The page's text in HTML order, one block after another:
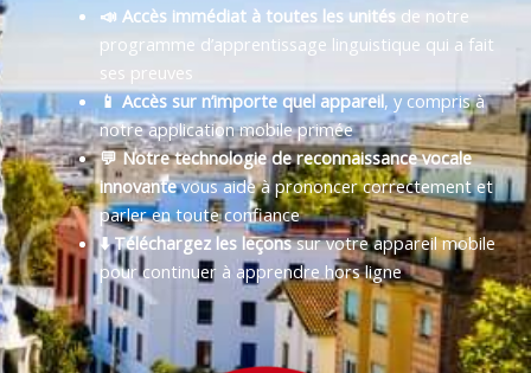
📣 Accès immédiat à toutes les unitésde notre
programme d’apprentissage linguistique qui a fait
ses preuves
📱 Accès sur n’importe quel appareil, y compris à
notre application mobile primée
💬 Notre technologie de reconnaissance vocale
innovantevous aide à prononcer correctement et
parler en toute confiance
⬇️ Téléchargez les leçonssur votre appareil mobile
pour continuer à apprendre hors ligne